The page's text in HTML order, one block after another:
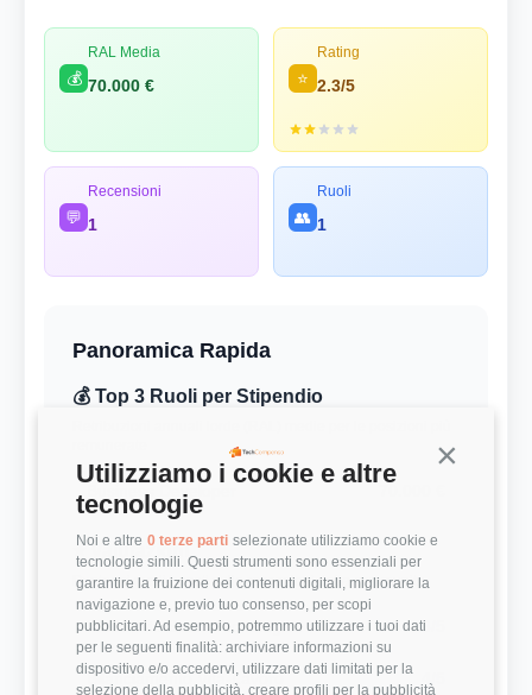
Continua
Utilizziamo i cookie e altre
tecnologie
Noi e altre 0 terze parti selezionate utilizziamo cookie e
tecnologie simili. Questi strumenti sono essenziali per
garantire la fruizione dei contenuti digitali, migliorare la
navigazione e, previo tuo consenso, per scopi
pubblicitari. Ad esempio, potremmo utilizzare i tuoi dati
per le seguenti finalità: archiviare informazioni su
dispositivo e/o accedervi, utilizzare dati limitati per la
selezione della pubblicità, creare profili per la pubblicità
💰
RAL Media
70.000 € ⭐
Rating
2.3/5
💬
Recensioni
1 👥
Ruoli
1
Panoramica Rapida
💰 Top 3 Ruoli per Stipendio
Business Developer
⭐ Valutazioni
Punteggi medi basati sulle recensioni della community
Modernità Stack Tecnologico 3/5
Bilanciamento Vita-Lavoro